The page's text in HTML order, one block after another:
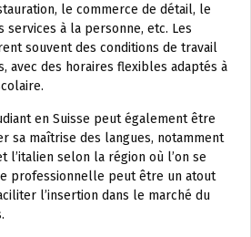
le commerce de détail, le
services à la personne, etc. Les
souvent des conditions de travail
avec des horaires flexibles adaptés à
en Suisse peut également être
sa maîtrise des langues, notamment
l’italien selon la région où l’on se
professionnelle peut être un atout
l’insertion dans le marché du